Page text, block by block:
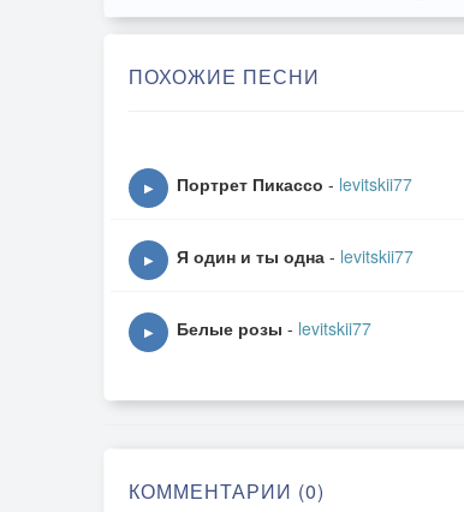
ПОХОЖИЕ ПЕСНИ
▶ Портрет Пикассо - levitskii77
▶ Я один и ты одна - levitskii77
▶ Белые розы - levitskii77
КОММЕНТАРИИ (0)